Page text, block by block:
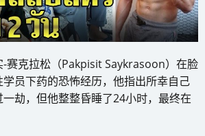
赛克拉松（Pakpisit Saykrasoon）在脸
员下药的恐怖经历，他指出所幸自己
劫，但他整整昏睡了24小时，最终在